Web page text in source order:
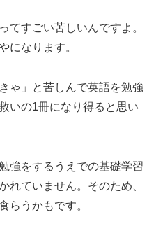
てすごい苦しいんですよ。
になります。
ゃ」と苦しんで英語を勉強
いの1冊になり得ると思い
強をするうえでの基礎学習
れていません。そのため、
らうかもです。